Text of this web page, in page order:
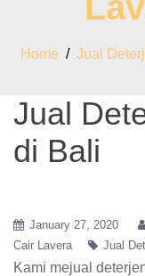
Home / Jual
Jual
di Bali
January 27, 2020
Cair Lavera
Jual
Kami mejual